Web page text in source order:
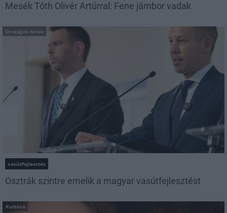
Mesék Tóth Olivér Artúrral: Fene jámbor vadak
Országos hírek
vasútfejlesztés
Osztrák szintre emelik a magyar vasútfejlesztést
Kultúra